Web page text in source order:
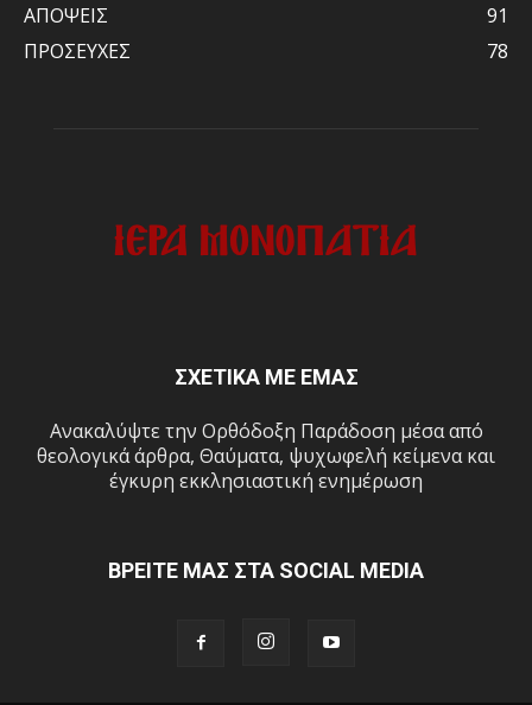
ΑΠΟΨΕΙΣ
91
ΠΡΟΣΕΥΧΕΣ
78
ΣΧΕΤΙΚΑ ΜΕ ΕΜΑΣ
Ανακαλύψτε την Ορθόδοξη Παράδοση μέσα από
θεολογικά άρθρα, Θαύματα, ψυχωφελή κείμενα και
έγκυρη εκκλησιαστική ενημέρωση
ΒΡΕΙΤΕ ΜΑΣ ΣΤΑ SOCIAL MEDIA